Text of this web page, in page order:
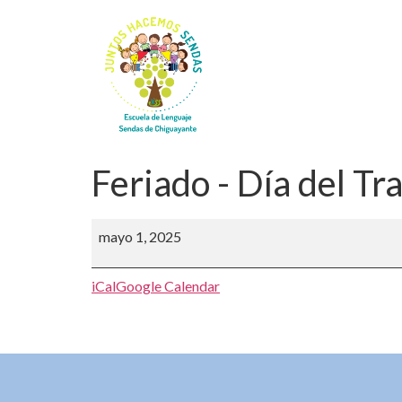
Feriado - Día del
mayo 1, 2025
iCalGoogle Calendar